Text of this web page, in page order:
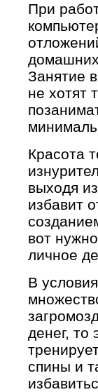
При
домашних
Занятие
не хотят
Красота
выходя
избавит
вот
личное
В
денег,
спины и